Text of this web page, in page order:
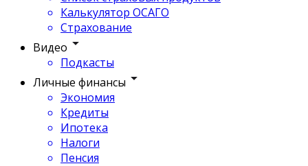
Калькулятор ОСАГО
Страхование
Видео
Подкасты
Личные финансы
Экономия
Кредиты
Ипотека
Налоги
Пенсия